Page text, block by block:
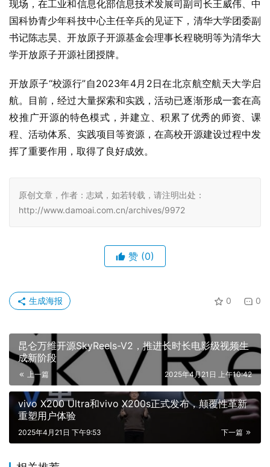
现场，在工业和信息化部信息技术发展司副司长王威伟、中
国科协青少年科技中心主任辛兵的见证下，清华大学团委副
书记陈志昊、开放原子开源基金会理事长程晓明等为清华大
学开放原子开源社团授牌。
开放原子“校源行”自2023年4月2日在北京航空航天大学启
航。目前，经过大量探索和实践，活动已逐渐形成一套在高
校推广开源的特色模式，并建立、积累了优秀的师资、课
程、活动体系、实践项目等资源，在高校开源建设过程中发
挥了重要作用，取得了良好成效。
原创文章，作者：志斌，如若转载，请注明出处：
http://www.damoai.com.cn/archives/9972
赞 (0)
0 0
生成海报
昆仑万维开源SkyReels-V2，推进长时长电影级视频生
成新阶段
上一篇 2025年4月21日 上午10:42
vivo X200 Ultra和vivo X200s正式发布，颠覆性革新
重塑用户体验
下一篇
2025年4月21日 下午9:53